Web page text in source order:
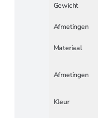
Gewicht
Afmetingen
Materiaal
Afmetingen
Kleur